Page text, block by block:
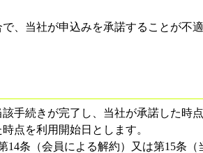
で、当社が申込みを承諾することが不
手続きが完了し、当社が承諾した時
点を利用開始日とします。
条（会員による解約）又は第15条（